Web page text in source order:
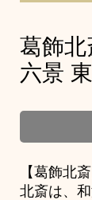
葛飾
六景
【葛飾北斎
北斎は、